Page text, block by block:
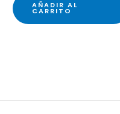
AÑADIR AL
CARRITO